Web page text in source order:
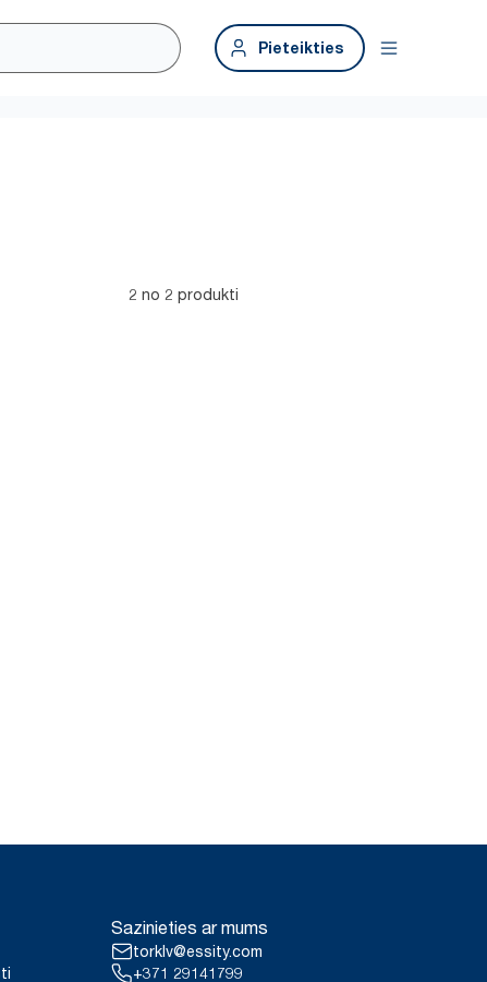
Pieteikties
2 no 2 produkti
Sazinieties ar mums
torklv@essity.com
+371 29141799